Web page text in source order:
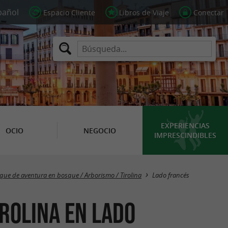
Espacio Cliente Libros de Viaje Conectar
OCIO NEGOCIO
EXPERIENCIAS
IMPRESCINDIBLES
Masquer la carte
de aventura en bosque / Arborismo / Tirolina Lado francés
en Lado